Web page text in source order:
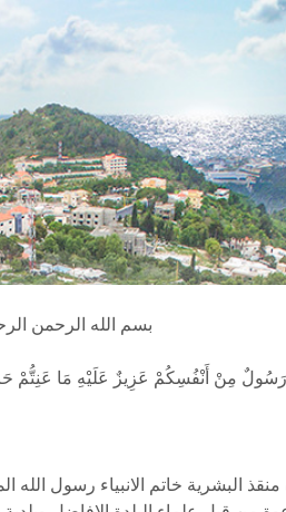
بسم الله الرحمن
منقذ البشرية خاتم الانبياء رسول